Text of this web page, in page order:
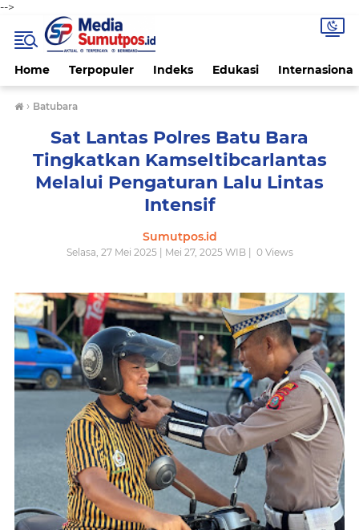
-->
Home Terpopuler Indeks Edukasi Internasional
› Batubara
Sat Lantas Polres Batu Bara
Tingkatkan Kamseltibcarlantas
Melalui Pengaturan Lalu Lintas
Intensif
Sumutpos.id
Selasa, 27 Mei 2025 | Mei 27, 2025 WIB | 0Views